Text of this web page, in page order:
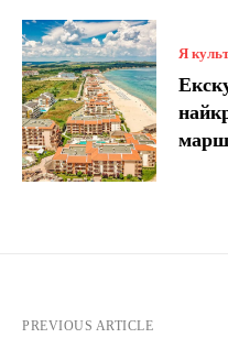
Я
PREVIOUS ARTICLE